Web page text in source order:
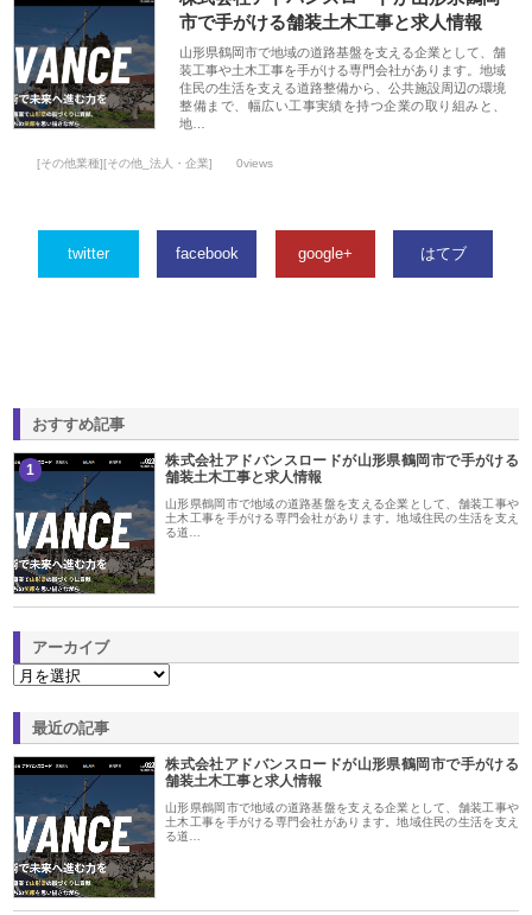
市で手がける舗装土木工事と求人情報
山形県鶴岡市で地域の道路基盤を支える企業として、舗
装工事や土木工事を手がける専門会社があります。地域
住民の生活を支える道路整備から、公共施設周辺の環境
整備まで、幅広い工事実績を持つ企業の取り組みと、
地…
[その他業種][その他_法人・企業] 0views
twitter facebook google+ はてブ
おすすめ記事
1
株式会社アドバンスロードが山形県鶴岡市で手がける
舗装土木工事と求人情報
山形県鶴岡市で地域の道路基盤を支える企業として、舗装工事や
土木工事を手がける専門会社があります。地域住民の生活を支え
る道…
アーカイブ
最近の記事
株式会社アドバンスロードが山形県鶴岡市で手がける
舗装土木工事と求人情報
山形県鶴岡市で地域の道路基盤を支える企業として、舗装工事や
土木工事を手がける専門会社があります。地域住民の生活を支え
る道…